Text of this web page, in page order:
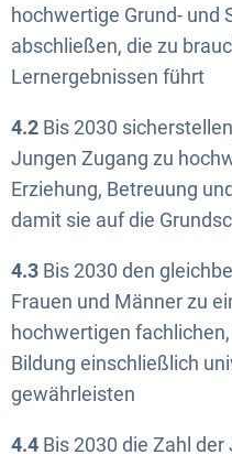
hochwertige Grund- und
abschließen, die zu
Lernergebnissen führt
4.2 Bis 2030
Jungen Zugang zu
Erziehung, Betreuung
damit sie auf die
4.3 Bis 2030 den
Frauen und Männer zu
hochwertigen
Bildung einschließlich
gewährleisten
4.4 Bis 2030 die Zahl